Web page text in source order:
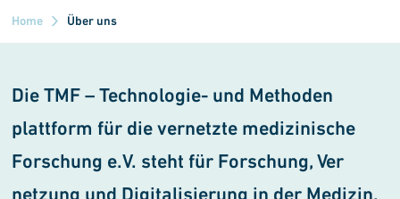
Home Über uns
Die TMF – Technologie- und Methoden
plattform für die vernetzte medizinische
Forschung e.V. steht für Forschung, Ver
netzung und Digitalisierung in der Medizin.